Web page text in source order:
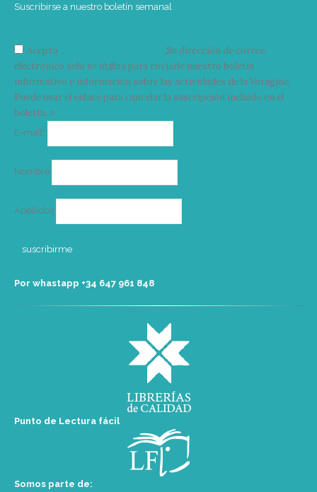
Suscribirse a nuestro boletín semanal
Acepto
Su dirección de correo
electrónico solo se utiliza para enviarle nuestro boletín
informativo e información sobre las actividades de la Vorágine.
Puede usar el enlace para cancelar la suscripción incluido en el
boletín. >
E-mail*
Nombre
Apellidos
Por whastapp +34 ‭647 961 848‬
Punto de Lectura fácil
Somos parte de: